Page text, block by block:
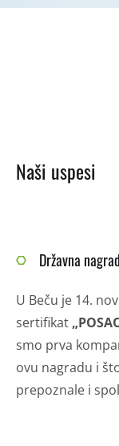
Naši uspesi
Državna
U Beču je 14.
sertifikat
smo prva
ovu nagradu i
prepoznale i